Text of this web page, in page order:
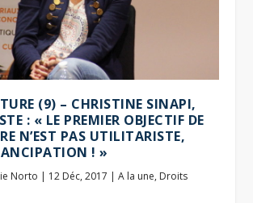
(9) – CHRISTINE SINAPI,
: « LE PREMIER OBJECTIF DE
N’EST PAS UTILITARISTE,
! »
Norto | 12 Déc, 2017 |A la une, Droits